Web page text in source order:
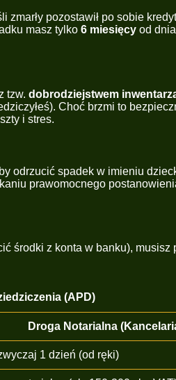
pozostawił po sobie
masz tylko6 miesięcy od
tzw.dobrodziejstwem
Choć brzmi to
i stres.
odrzucić spadek w imieniu
prawomocnego
środki z konta w banku), musisz
(APD)
Droga Notarialna
1 dzień (od ręki)